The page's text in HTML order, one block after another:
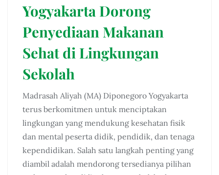
Yogyakarta Dorong
Penyediaan Makanan
Sehat di Lingkungan
Sekolah
Madrasah Aliyah (MA) Diponegoro Yogyakarta
terus berkomitmen untuk menciptakan
lingkungan yang mendukung kesehatan fisik
dan mental peserta didik, pendidik, dan tenaga
kependidikan. Salah satu langkah penting yang
diambil adalah mendorong tersedianya pilihan